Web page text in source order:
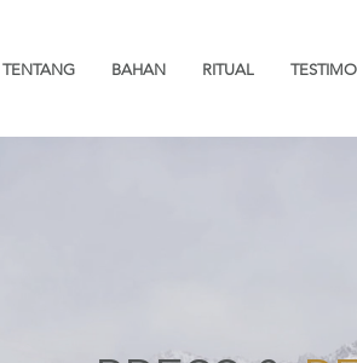
TENTANG BAHAN RITUAL